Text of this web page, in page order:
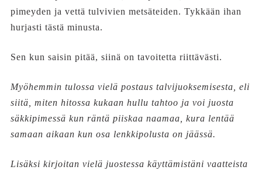
pimeyden ja vettä tulvivien metsäteiden. Tykkään ihan
hurjasti tästä minusta.
Sen kun saisin pitää, siinä on tavoitetta riittävästi.
Myöhemmin tulossa vielä postaus talvijuoksemisesta, eli
siitä, miten hitossa kukaan hullu tahtoo ja voi juosta
säkkipimessä kun räntä piiskaa naamaa, kura lentää
samaan aikaan kun osa lenkkipolusta on jäässä.
Lisäksi kirjoitan vielä juostessa käyttämistäni vaatteista